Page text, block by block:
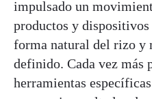
impulsado un
productos y dispositivos
forma natural del rizo y
definido. Cada vez más
herramientas